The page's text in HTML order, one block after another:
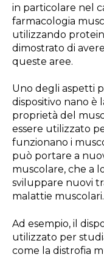
in particolare nel
farmacologia
utilizzando
dimostrato di
queste aree.
Uno degli aspetti
dispositivo nano è
proprietà del
essere utilizzato
funzionano i
può portare a
muscolare, che a
sviluppare nuovi
malattie muscolari.
Ad esempio, il
utilizzato per
come la distrofia